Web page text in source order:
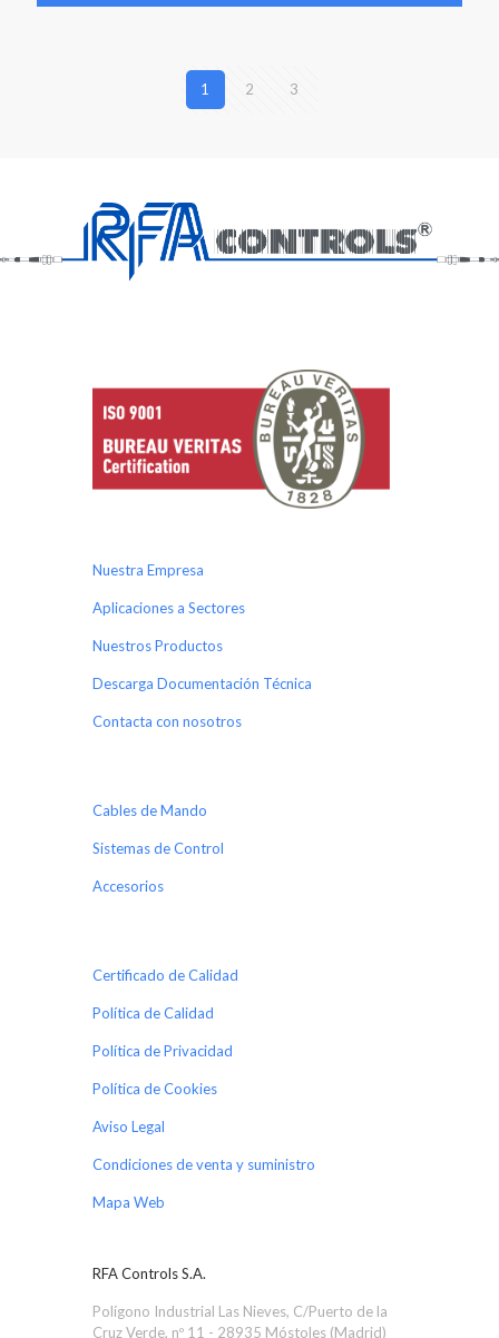
1 2 3
Nuestra Empresa
Aplicaciones a Sectores
Nuestros Productos
Descarga Documentación Técnica
Contacta con nosotros
Cables de Mando
Sistemas de Control
Accesorios
Certificado de Calidad
Política de Calidad
Política de Privacidad
Política de Cookies
Aviso Legal
Condiciones de venta y suministro
Mapa Web
RFA Controls S.A.
Polígono Industrial Las Nieves, C/Puerto de la
Cruz Verde, nº 11 - 28935 Móstoles (Madrid)